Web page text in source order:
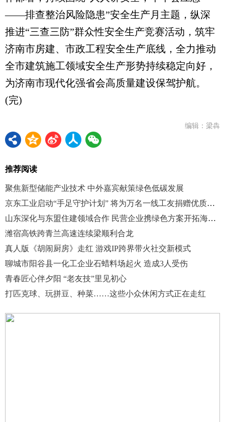
——排查整治风险隐患”安全生产月主题，纵深
推进“三查三防”群众性安全生产竞赛活动，筑牢
济南市房建、市政工程安全生产底线，全力推动
全市建筑施工领域安全生产形势持续稳定向好，
为济南市现代化强省会高质量建设保驾护航。
(完)
编辑：梁犇
推荐阅读
聚焦新型储能产业技术 中外嘉宾献策绿色低碳发展
京东工业启动“手足守护计划” 将为万名一线工友捐赠优质防护用品
山东深化与东盟住建领域合作 民营企业携绿色方案开拓海外市场
潍宿高铁跨青兰高速连续梁顺利合龙
真人版《胡闹厨房》走红 游戏IP跨界带火社交新模式
聊城市阳谷县一化工企业石蜡料场起火 造成3人受伤
青春匠心伴夕阳 “老友技”里见初心
打匹克球、玩拼豆、种菜……这些小众休闲方式正在走红